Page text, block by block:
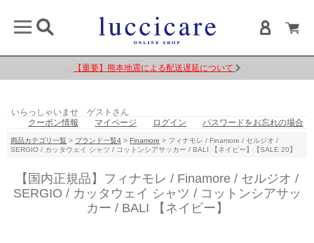
【重要】熊本地震による配送遅延について
いらっしゃいませ ゲストさん
クーポン情報
マイページ ログイン パスワードをお忘れの場合
商品カテゴリ一覧 > ブランド一覧4 > Finamore > フィナモレ / Finamore / セルジオ /
SERGIO / カッタウェイ シャツ / コットンシアサッカー / BALI 【ネイビー】【SALE 20】
【国内正規品】フィナモレ / Finamore / セルジオ /
SERGIO / カッタウェイ シャツ / コットンシアサッ
カー / BALI 【ネイビー】